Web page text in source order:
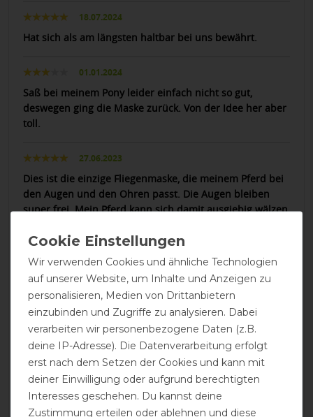
18.07.2024
Hat sich als am längsten haltbar bei uns bewährt.
01.01.2024
Saß bei meinem Pony leider einfach nicht so gut,
deswegen ging die Maske zurück. Von der Idee her aber
toll.
27.06.2023
Dies ist die einzige Fliegenmaske, die meinem Pferd bei
den Augen und den Ohren passt. Die Augen bleiben
super frei. Mein Pferd kann sich damit ausgiebig wälzen,
starken Klettverschlusses, der hinter den Ganaschen
liegt. Der höhere Preis ist wegen des hochwertigen
blauen Materials über den Augen okay. Vorne an der
Nase stülpe ich manches Mal den Stoff ein bisschen um,
der könnte 2 cm kürzer sein, ist aber unwichtig.
25.07.2022
Diese Maske ist leicht und scheuert nicht, besonders
gefällt mir der UV Schutz
23.12.2021
Wir verwenden Cookies und ähnliche Technologien
auf unserer Website, um Inhalte und Anzeigen zu
personalisieren, Medien von Drittanbietern
einzubinden und Zugriffe zu analysieren. Dabei
verarbeiten wir personenbezogene Daten (z.B.
deine IP-Adresse). Die Datenverarbeitung erfolgt
erst nach dem Setzen der Cookies und kann mit
deiner Einwilligung oder aufgrund berechtigten
Interesses geschehen. Du kannst deine
Zustimmung erteilen oder ablehnen und diese